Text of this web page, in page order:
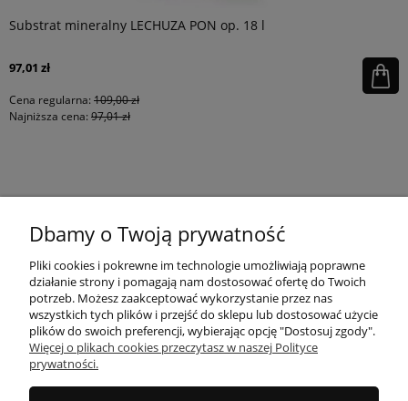
Substrat mineralny LECHUZA PON op. 18 l
97,01 zł
Cena regularna: 109,00 zł
Najniższa cena: 97,01 zł
MOJE KONTO
PŁATNOŚCI I DOSTAWA
INFORMACJE
Dbamy o Twoją prywatność
Pliki cookies i pokrewne im technologie umożliwiają poprawne
działanie strony i pomagają nam dostosować ofertę do Twoich
potrzeb. Możesz zaakceptować wykorzystanie przez nas
wszystkich tych plików i przejść do sklepu lub dostosować użycie
plików do swoich preferencji, wybierając opcję "Dostosuj zgody".
Więcej o plikach cookies przeczytasz w naszej Polityce
prywatności.